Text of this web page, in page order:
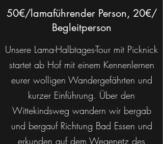
50€/lamaführender Person, 20€/
Begleitperson
Unsere Lama-Halbtages-Tour mit Picknick
startet ab Hof mit einem Kennenlernen
eurer wolligen Wandergefährten und
kurzer Einführung. Über den
Wittekindsweg wandern wir bergab
und bergauf Richtung Bad Essen und
erkunden auf dem Wegenetz des